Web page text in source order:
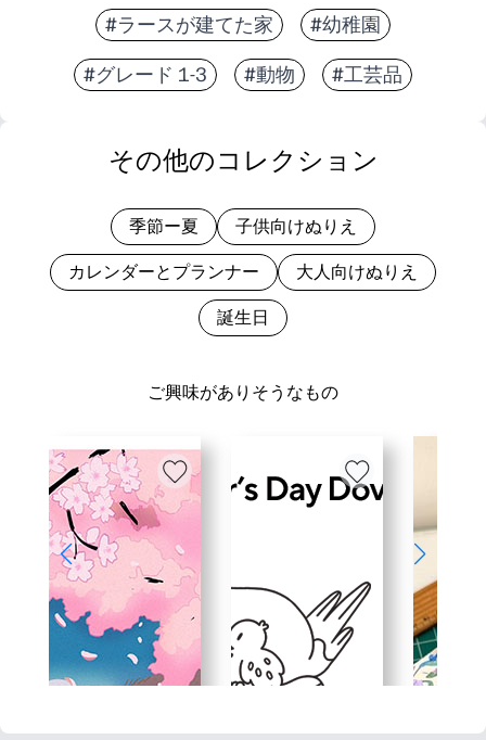
#ラースが建てた家 #幼稚園
#グレード 1-3 #動物 #工芸品
ご興味がありそうなもの
その他のコレクション
季節ー夏 子供向けぬりえ
カレンダーとプランナー 大人向けぬりえ
誕生日